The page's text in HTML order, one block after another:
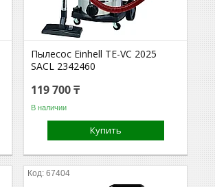
Пылесос Einhell TE-VC 2025
SACL 2342460
119 700 ₸
В наличии
Купить
67404